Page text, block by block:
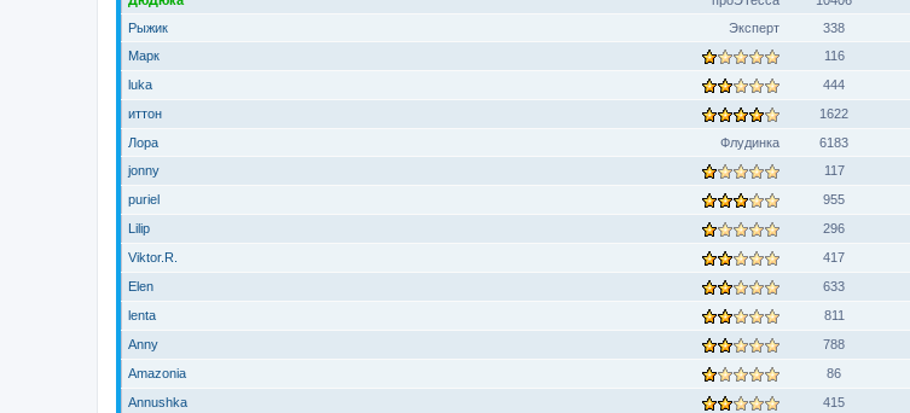
Эксперт
Рыжик 338
Марк
116
luka
444
иттон
1622
Флудинка
Лора 6183
jonny
117
puriel
955
Lilip
296
Viktor.R.
417
Elen
633
lenta
811
Anny
788
Amazonia
86
Annushka
415